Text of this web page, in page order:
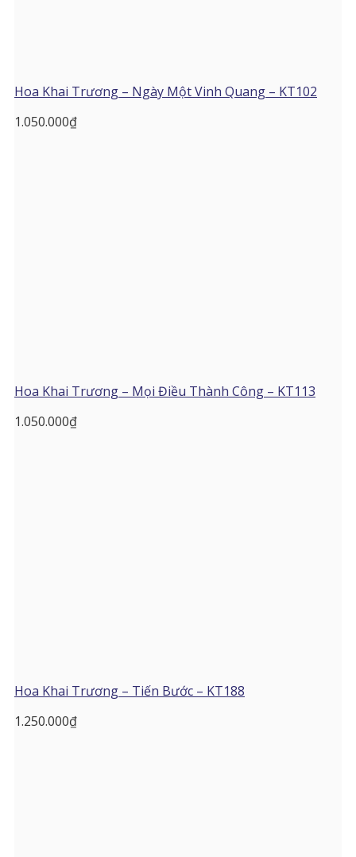
Hoa Khai Trương – Ngày Một Vinh Quang – KT102
1.050.000₫
Hoa Khai Trương – Mọi Điều Thành Công – KT113
1.050.000₫
Hoa Khai Trương – Tiến Bước – KT188
1.250.000₫